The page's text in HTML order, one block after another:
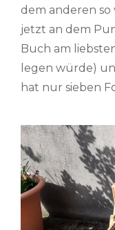
dem anderen so
jetzt an dem
Buch am
legen würde)
hat nur sieben